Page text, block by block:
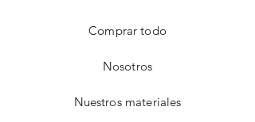
Comprar todo
Nosotros
Nuestros materiales